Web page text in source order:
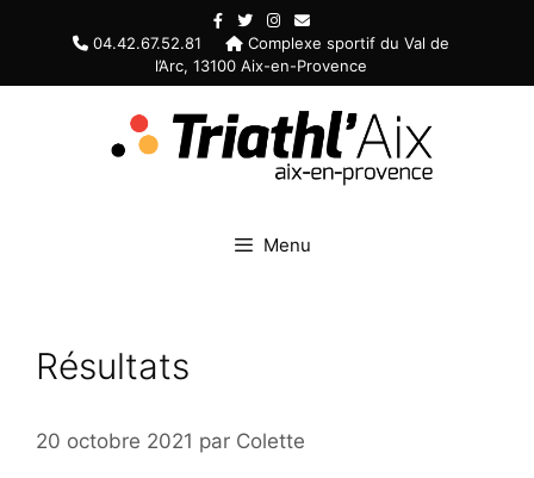
04.42.67.52.81
Complexe sportif du Val de
l’Arc, 13100 Aix-en-Provence
Menu
Résultats
20 octobre 2021 par Colette